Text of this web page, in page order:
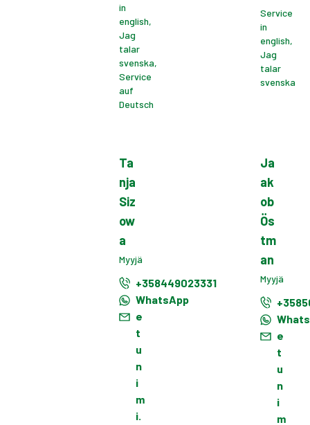
in
english,
Jag
talar
svenska,
Service
auf
Deutsch
Service
in
english,
Jag
talar
svenska
Ta
nja
Siz
ow
a
Myyjä
+358449023331
WhatsApp
e
t
u
n
i
m
i.
Ja
ak
ob
Ös
tm
an
Myyjä
e
t
u
n
i
m